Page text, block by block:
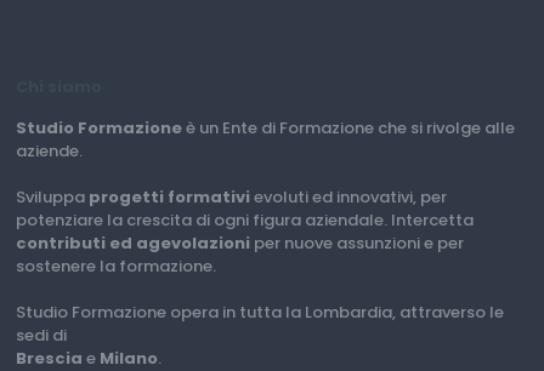
Studio Formazioneè un Ente di Formazione che si rivolge alle
aziende.
Sviluppa progetti formativi evoluti ed innovativi, per
potenziare la crescita di ogni figura aziendale. Intercetta
contributi ed agevolazioni per nuove assunzioni e per
sostenere la formazione.
Studio Formazione opera in tutta la Lombardia, attraverso le
sedi di
Brescia e Milano.